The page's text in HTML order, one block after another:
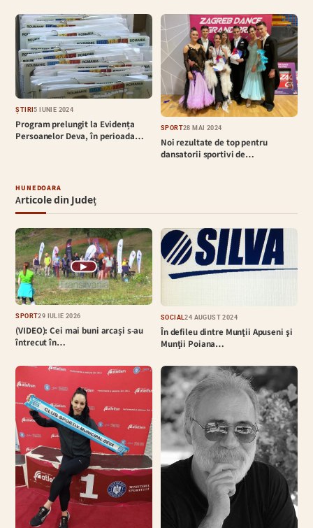
ȘTIRI5 IUNIE 2024
Program prelungit la Evidența
Persoanelor Deva, în perioada…
SPORT28 MAI 2024
Noi rezultate de top pentru
dansatorii sportivi de…
HUNEDOARA
Articole din Județ
▶
SPORT29 IULIE 2026
(VIDEO): Cei mai buni arcași s-au
întrecut în…
SOCIAL24 AUGUST 2024
În defileu dintre Munţii Apuseni şi
Munţii Poiana…